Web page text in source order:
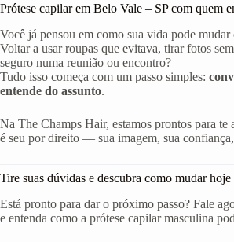
Prótese capilar em Belo Vale – SP com quem
Você já pensou em como sua vida pode
Voltar a usar roupas que evitava, tirar fotos
seguro numa reunião ou encontro?
Tudo isso começa com um passo simples:
entende do assunto.
Na The Champs Hair, estamos prontos para te
é seu por direito — sua imagem, sua
Tire suas dúvidas e descubra como mudar hoje
Está pronto para dar o próximo passo? Fale
e entenda como a prótese capilar masculina